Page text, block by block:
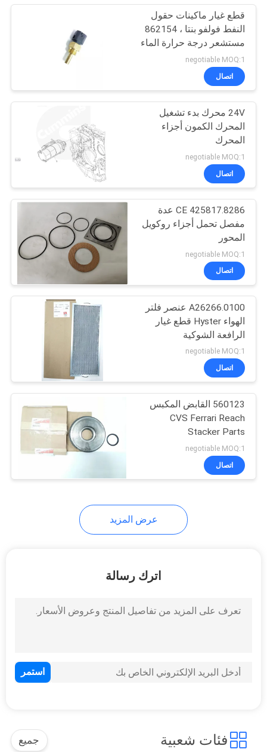
قطع غيار Fantuzzi
قطع غيار CVS Ferrari
Reach Stacker
9
Hyster Reach
Stacker أجزاء
9
قطع غيار فولفو بنتا
47
أجزاء المحرك الكمون
أجزاء محرك سكانيا
قطع غيار ماكينات حقول
النفط فولفو بنتا ، 862154
مستشعر درجة حرارة الماء
negotiable MOQ:1
اتصال
24V محرك بدء تشغيل
المحرك الكمون أجزاء
المحرك
negotiable MOQ:1
اتصال
CE 425817.8286 عدة
مفصل تحمل أجزاء روكويل
المحور
negotiable MOQ:1
اتصال
A26266.0100 عنصر فلتر
الهواء Hyster قطع غيار
الرافعة الشوكية
negotiable MOQ:1
اتصال
560123 القابض المكبس
CVS Ferrari Reach
Stacker Parts
negotiable MOQ:1
اتصال
عرض المزيد
اترك رسالة
فئات شعبية جميع